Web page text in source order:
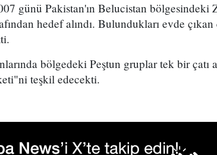
günü Pakistan'ın Belucistan bölgesindeki
hedef alındı. Bulundukları evde çıkan
bölgedeki Peştun gruplar tek bir çatı
teşkil edecekti.